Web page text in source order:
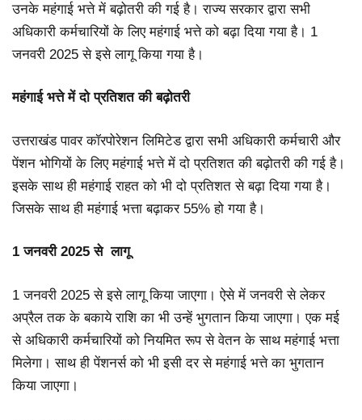
उनके महंगाई भत्ते में बढ़ोतरी की गई है। राज्य सरकार द्वारा सभी
अधिकारी कर्मचारियों के लिए महंगाई भत्ते को बढ़ा दिया गया है। 1
जनवरी 2025 से इसे लागू किया गया है।
महंगाई भत्ते में दो प्रतिशत की बढ़ोतरी
उत्तराखंड पावर कॉरपोरेशन लिमिटेड द्वारा सभी अधिकारी कर्मचारी और
पेंशन भोगियों के लिए महंगाई भत्ते में दो प्रतिशत की बढ़ोतरी की गई है।
इसके साथ ही महंगाई राहत को भी दो प्रतिशत से बढ़ा दिया गया है।
जिसके साथ ही महंगाई भत्ता बढ़ाकर 55% हो गया है।
1 जनवरी 2025 से लागू
1 जनवरी 2025 से इसे लागू किया जाएगा। ऐसे में जनवरी से लेकर
अप्रैल तक के बकाये राशि का भी उन्हें भुगतान किया जाएगा। एक मई
से अधिकारी कर्मचारियों को नियमित रूप से वेतन के साथ महंगाई भत्ता
मिलेगा। साथ ही पेंशनर्स को भी इसी दर से महंगाई भत्ते का भुगतान
किया जाएगा।